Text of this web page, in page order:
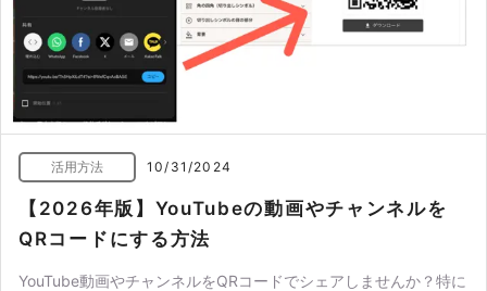
活用方法 10/31/2024
【2026年版】YouTubeの動画やチャンネルを
QRコードにする方法
YouTube動画やチャンネルをQRコードでシェアしませんか？特に